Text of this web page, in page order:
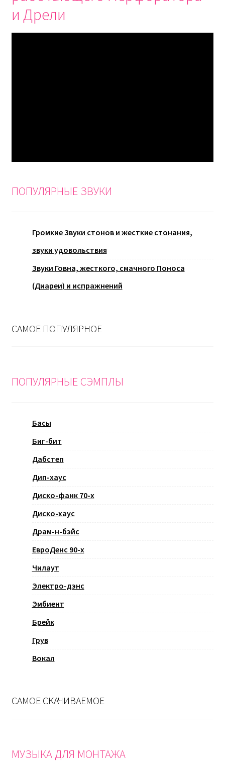
и Дрели
ПОПУЛЯРНЫЕ ЗВУКИ
Громкие Звуки стонов и жесткие стонания,
звуки удовольствия
Звуки Говна, жесткого, смачного Поноса
(Диареи) и испражнений
САМОЕ ПОПУЛЯРНОЕ
ПОПУЛЯРНЫЕ СЭМПЛЫ
Басы
Биг-бит
Дабстеп
Дип-хаус
Диско-фанк 70-х
Диско-хаус
Драм-н-бэйс
ЕвроДенс 90-х
Чилаут
Электро-дэнс
Эмбиент
Брейк
Грув
Вокал
САМОЕ СКАЧИВАЕМОЕ
МУЗЫКА ДЛЯ МОНТАЖА